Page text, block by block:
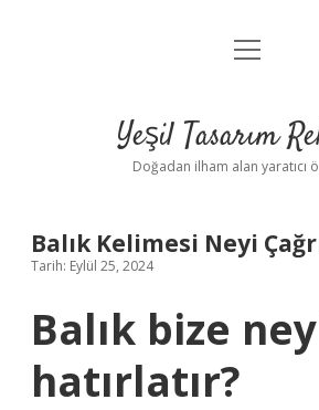
Anasayfa
Yasal Uyarı
menüyü
Yeşil Tasarım
Doğadan ilham alan yaratıcı
Balık Kelimesi Neyi
Tarih: Eylül 25, 2024
Balık bize
hatırlatır?